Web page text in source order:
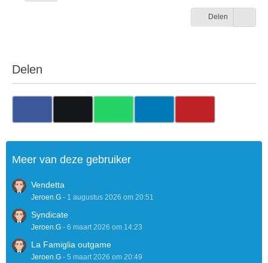
Delen
Delen
Meer van deze gebruiker
Vendetta
Jeroen.G - 1 augustus 2026 om 20:51
Syndicate
Jeroen.G - 6 maart 2026 om 14:23
La Famiglia outgame
Jeroen.G - 5 maart 2026 om 20:49